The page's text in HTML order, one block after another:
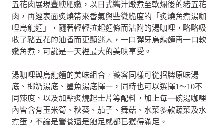
五花肉展現豐腴肥嫩，以日式醬汁燉煮至軟爛後的豬五花
肉，再經表面炙燒帶來香氣與些微脆度的「炙燒角煮湯咖
哩烏龍麵」，隨著輕輕拉起麵條而沾附的湯咖哩，略略吸
收了豬五花的油香而更顯迷人，一口彈牙烏龍麵再一口軟
嫩角煮，可說是一天裡最大的美味享受。
湯咖哩與烏龍麵的美味組合，饕客同樣可從招牌原味湯
底、椰奶湯底、墨魚湯底擇一，同時也可以選擇1～10不
同辣度，以及加點炙燒起士片等配料，加上每一碗湯咖哩
內皆含有玉米筍、秋葵、茄子、舞菇、水菜多款蔬菜及水
煮蛋，不論是營養還是飽足感都已獲得滿足。